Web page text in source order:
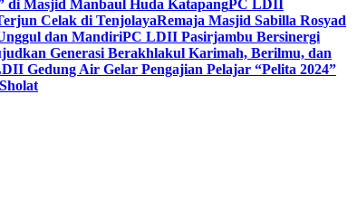
di Masjid Manbaul Huda KatapangPC LDII
Celak di TenjolayaRemaja Masjid Sabilla Rosyad
dan MandiriPC LDII Pasirjambu Bersinergi
Generasi Berakhlakul Karimah, Berilmu, dan
Gedung Air Gelar Pengajian Pelajar “Pelita 2024”